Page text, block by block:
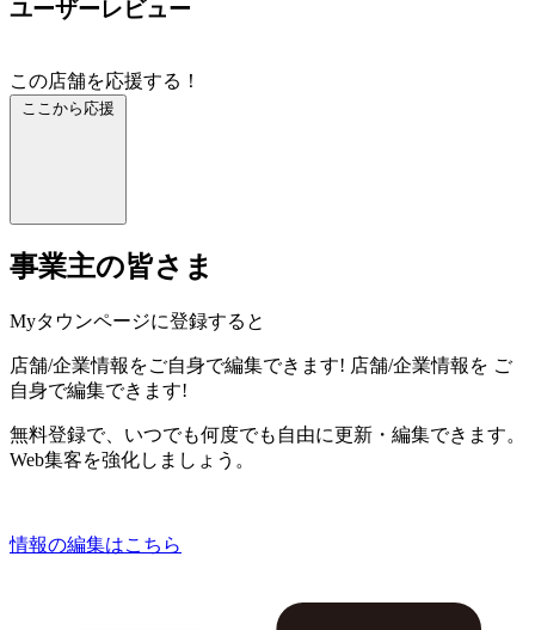
ユーザーレビュー
この店舗を応援する！
ここから応援
事業主の皆さま
Myタウンページに登録すると
店舗/企業情報をご自身で編集できます! 店舗/企業情報を ご
自身で編集できます!
無料登録で、いつでも何度でも自由に更新・編集できます。
Web集客を強化しましょう。
情報の編集はこちら